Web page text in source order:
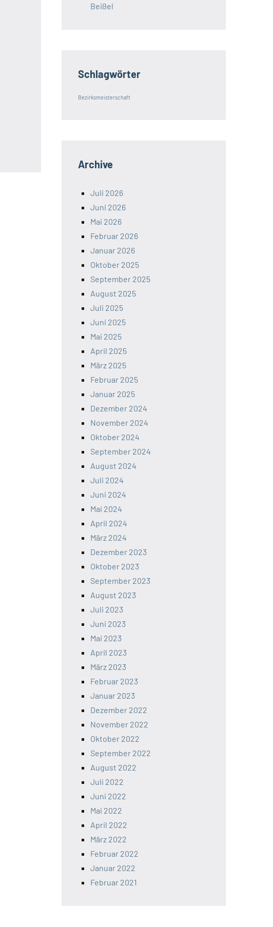
Beißel
Schlagwörter
Bezirksmeisterschaft
Archive
Juli 2026
Juni 2026
Mai 2026
Februar 2026
Januar 2026
Oktober 2025
September 2025
August 2025
Juli 2025
Juni 2025
Mai 2025
April 2025
März 2025
Februar 2025
Januar 2025
Dezember 2024
November 2024
Oktober 2024
September 2024
August 2024
Juli 2024
Juni 2024
Mai 2024
April 2024
März 2024
Dezember 2023
Oktober 2023
September 2023
August 2023
Juli 2023
Juni 2023
Mai 2023
April 2023
März 2023
Februar 2023
Januar 2023
Dezember 2022
November 2022
Oktober 2022
September 2022
August 2022
Juli 2022
Juni 2022
Mai 2022
April 2022
März 2022
Februar 2022
Januar 2022
Februar 2021